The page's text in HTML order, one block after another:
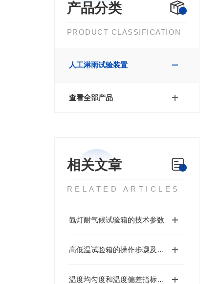
产品分类
PRODUCT CLASSIFICATION
人工淋雨试验装置
查看全部产品
相关文章
RELATED ARTICLES
氙灯耐气候试验箱的技术参数
高低温试验箱的操作步骤及注意事项
温度均匀度和温度偏差指标的测量标准介绍